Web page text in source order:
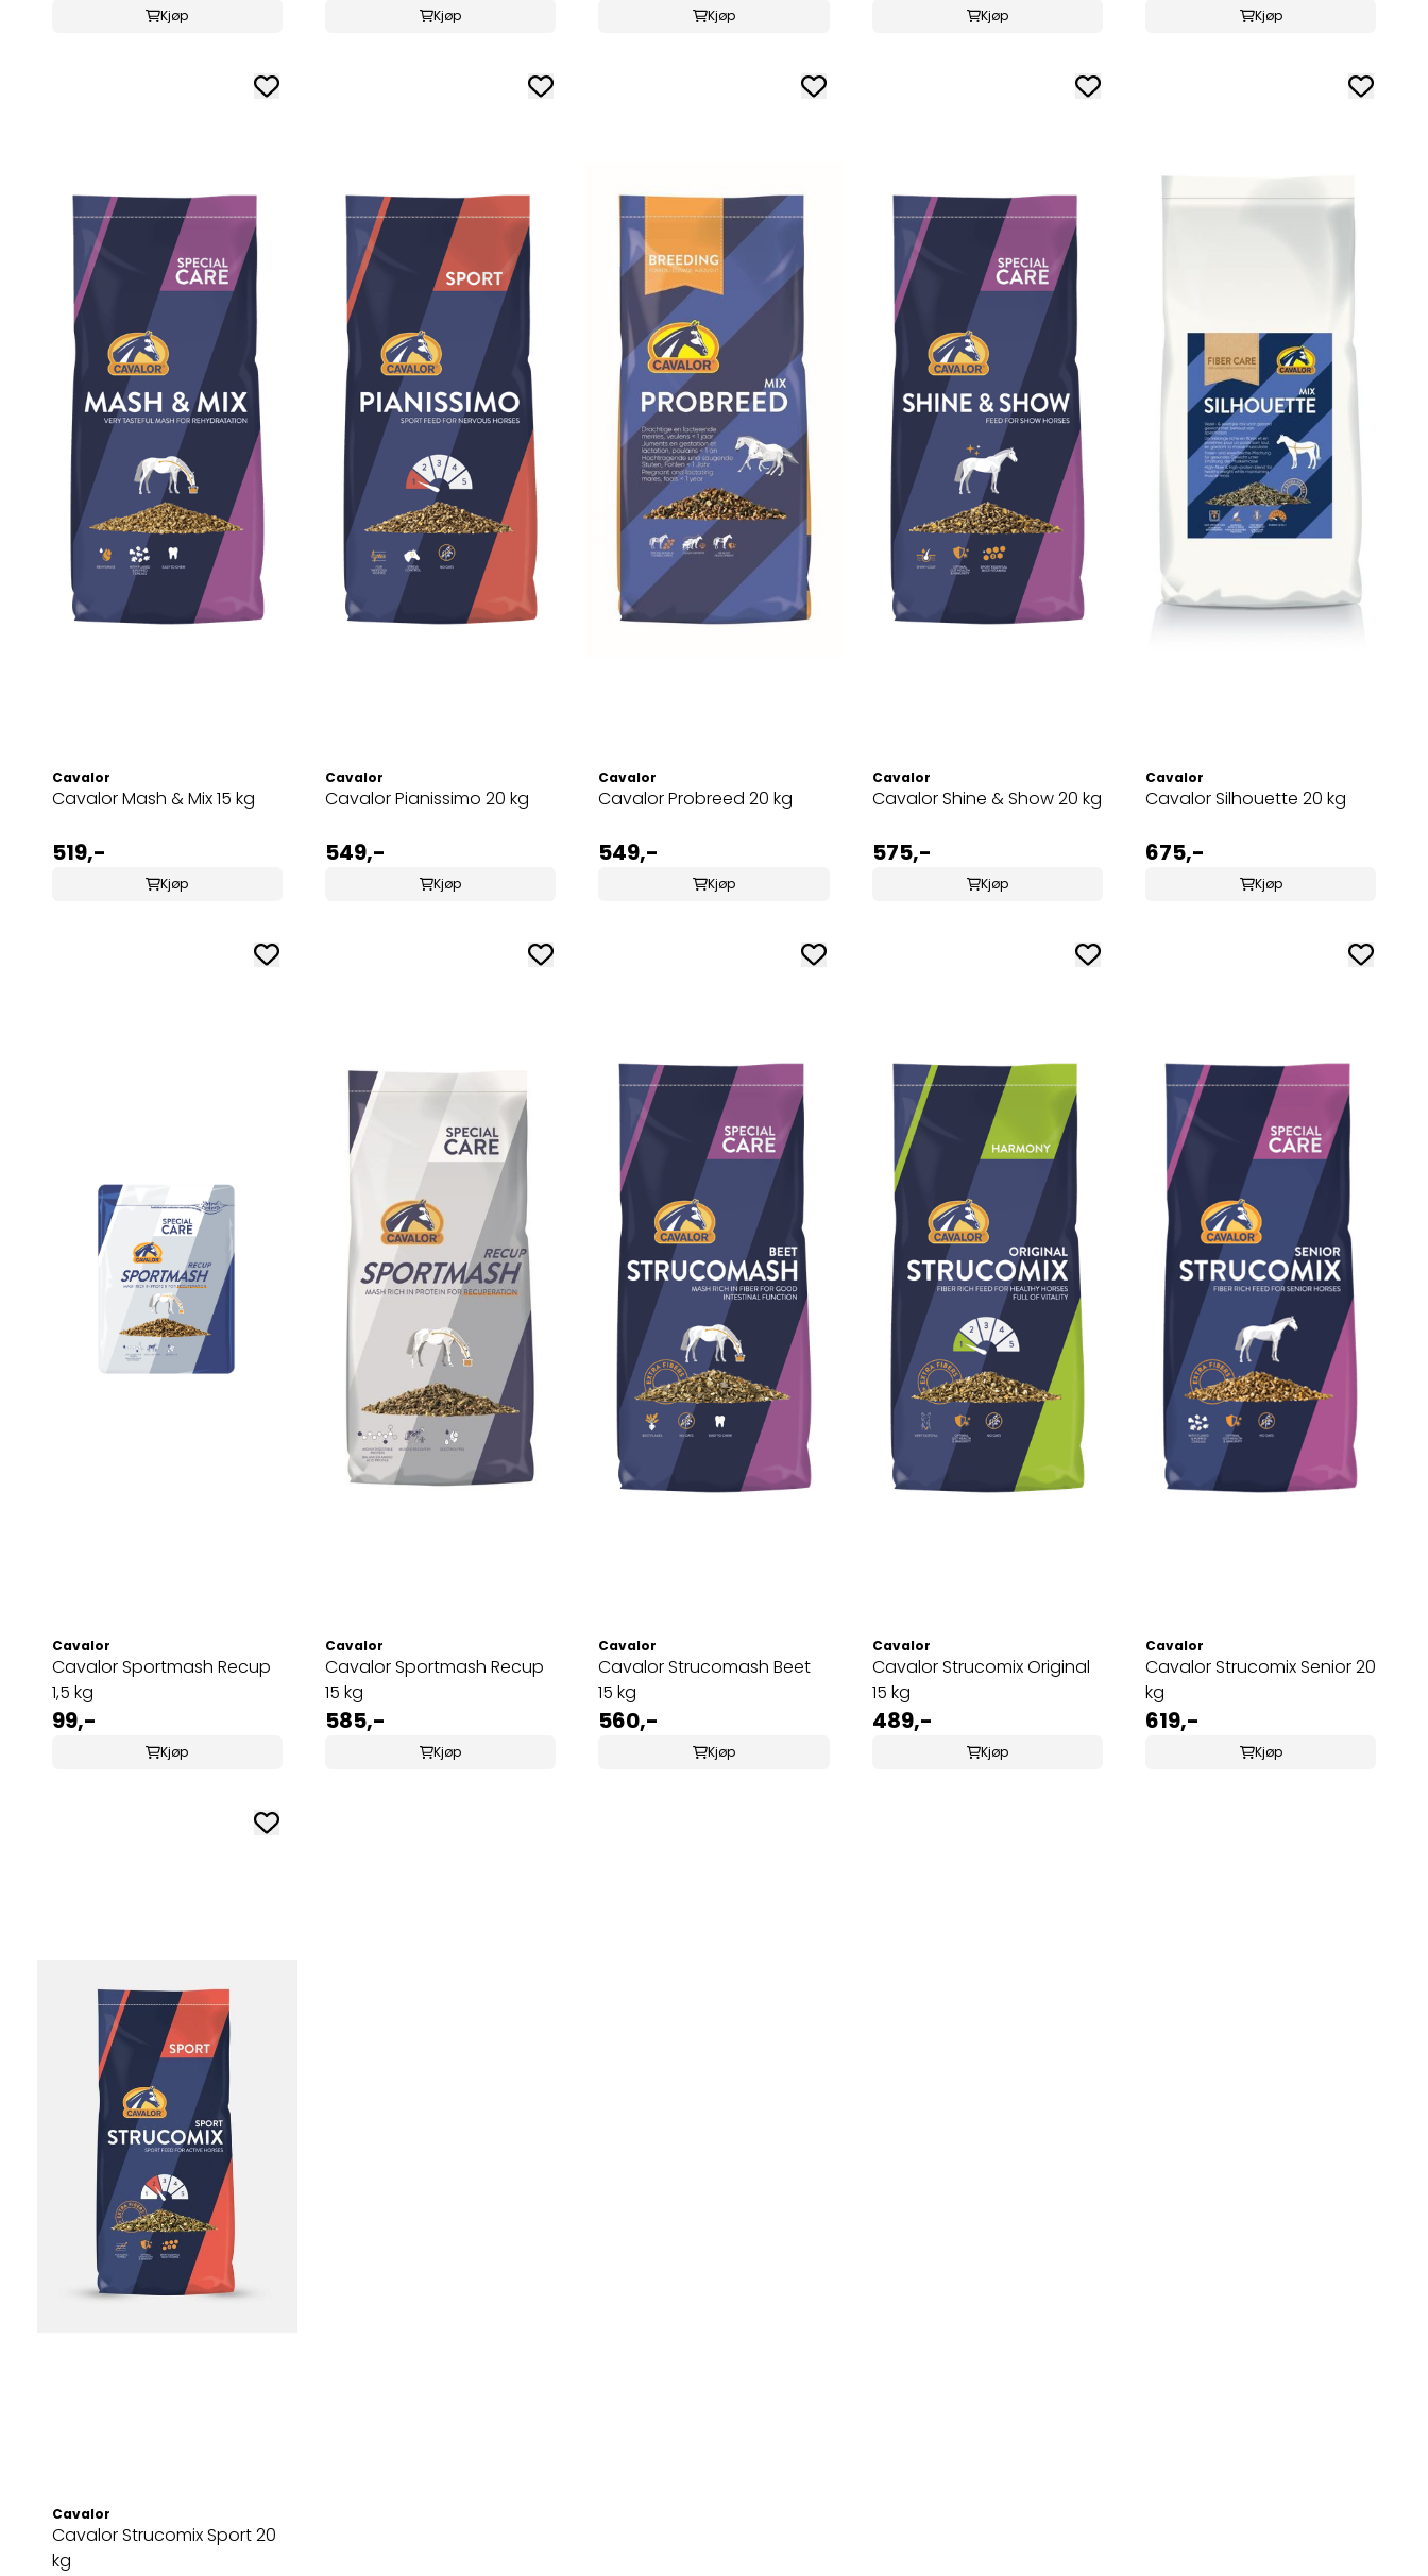
Kjøp Kjøp Kjøp Kjøp Kjøp
Cavalor
Cavalor Mash & Mix 15 kg
519,-
Kjøp
Cavalor
Cavalor Pianissimo 20 kg
549,-
Kjøp
Cavalor
Cavalor Probreed 20 kg
549,-
Kjøp
Cavalor
Cavalor Shine & Show 20 kg
575,-
Kjøp
Cavalor
Cavalor Silhouette 20 kg
675,-
Kjøp
Cavalor
Cavalor Sportmash Recup
1,5 kg
99,-
Kjøp
Cavalor
Cavalor Sportmash Recup
15 kg
585,-
Kjøp
Cavalor
Cavalor Strucomash Beet
15 kg
560,-
Kjøp
Cavalor
Cavalor Strucomix Original
15 kg
489,-
Kjøp
Cavalor
Cavalor Strucomix Senior 20
kg
619,-
Kjøp
Cavalor
Cavalor Strucomix Sport 20
kg